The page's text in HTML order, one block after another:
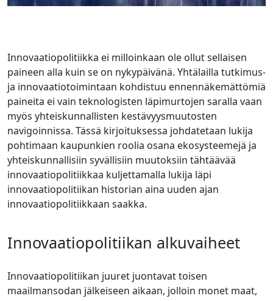
Innovaatiopolitiikka ei milloinkaan ole ollut sellaisen
paineen alla kuin se on nykypäivänä. Yhtälailla tutkimus-
ja innovaatiotoimintaan kohdistuu ennennäkemättömiä
paineita ei vain teknologisten läpimurtojen saralla vaan
myös yhteiskunnallisten kestävyysmuutosten
navigoinnissa. Tässä kirjoituksessa johdatetaan lukija
pohtimaan kaupunkien roolia osana ekosysteemejä ja
yhteiskunnallisiin syvällisiin muutoksiin tähtäävää
innovaatiopolitiikkaa kuljettamalla lukija läpi
innovaatiopolitiikan historian aina uuden ajan
innovaatiopolitiikkaan saakka.
Innovaatiopolitiikan alkuvaiheet
Innovaatiopolitiikan juuret juontavat toisen
maailmansodan jälkeiseen aikaan, jolloin monet maat,